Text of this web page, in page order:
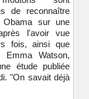
de reconnaître
Obama sur une
l'avoir vue
fois, ainsi que
Emma Watson,
étude publiée
"On savait déjà